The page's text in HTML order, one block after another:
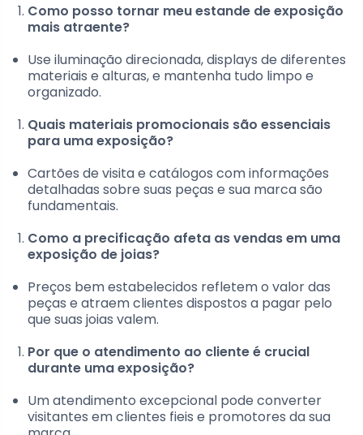
Como posso tornar meu estande de exposição
mais atraente?
Use iluminação direcionada, displays de diferentes
materiais e alturas, e mantenha tudo limpo e
organizado.
Quais materiais promocionais são essenciais
para uma exposição?
Cartões de visita e catálogos com informações
detalhadas sobre suas peças e sua marca são
fundamentais.
Como a precificação afeta as vendas em uma
exposição de joias?
Preços bem estabelecidos refletem o valor das
peças e atraem clientes dispostos a pagar pelo
que suas joias valem.
Por que o atendimento ao cliente é crucial
durante uma exposição?
Um atendimento excepcional pode converter
visitantes em clientes fieis e promotores da sua